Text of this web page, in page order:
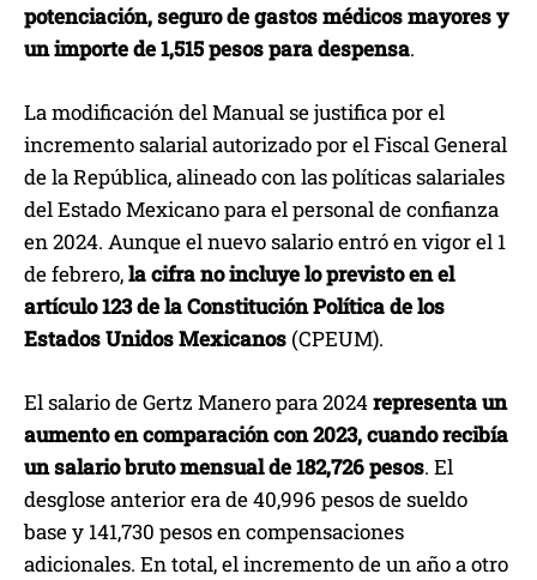
potenciación, seguro de gastos médicos mayores y
un importe de 1,515 pesos para despensa.
La modificación del Manual se justifica por el
incremento salarial autorizado por el Fiscal General
de la República, alineado con las políticas salariales
del Estado Mexicano para el personal de confianza
en 2024. Aunque el nuevo salario entró en vigor el 1
de febrero,la cifra no incluye lo previsto en el
artículo 123 de la Constitución Política de los
Estados Unidos Mexicanos (CPEUM).
El salario de Gertz Manero para 2024representa un
aumento en comparación con 2023, cuando recibía
un salario bruto mensual de 182,726 pesos. El
desglose anterior era de 40,996 pesos de sueldo
base y 141,730 pesos en compensaciones
adicionales. En total, el incremento de un año a otro